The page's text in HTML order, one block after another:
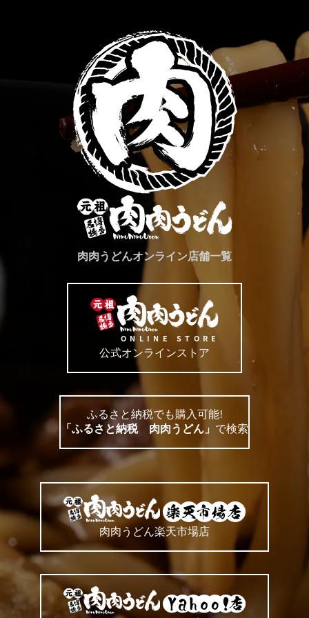
肉肉うどんオンライン店舗一覧
公式オンラインストア
ふるさと納税でも購入可能!
「ふるさと納税 肉肉うどん」 で検索
肉肉うどん楽天市場店